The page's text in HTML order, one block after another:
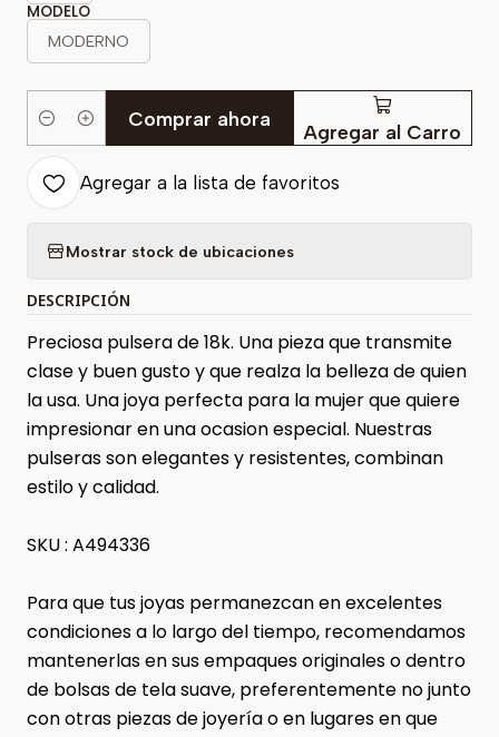
MODELO
MODERNO
Cantidad Agregar al Carro
Comprar ahora
Agregar a la lista de favoritos
Mostrar stock de ubicaciones
DESCRIPCIÓN
Preciosa pulsera de 18k. Una pieza que transmite
clase y buen gusto y que realza la belleza de quien
la usa. Una joya perfecta para la mujer que quiere
impresionar en una ocasion especial. Nuestras
pulseras son elegantes y resistentes, combinan
estilo y calidad.
SKU : A494336
Para que tus joyas permanezcan en excelentes
condiciones a lo largo del tiempo, recomendamos
mantenerlas en sus empaques originales o dentro
de bolsas de tela suave, preferentemente no junto
con otras piezas de joyería o en lugares en que